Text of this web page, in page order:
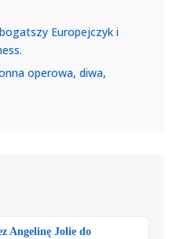
Europejczyk i
operowa, diwa,
Angelinę Jolie do